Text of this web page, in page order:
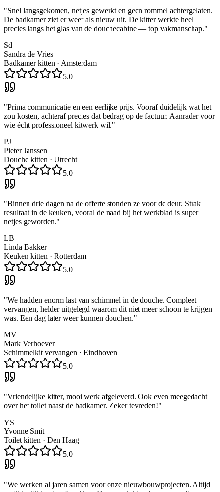
"Snel langsgekomen, netjes gewerkt en geen rommel achtergelaten.
De badkamer ziet er weer als nieuw uit. De kitter werkte heel
precies langs het glas van de douchecabine — top vakmanschap."
Sd
Sandra de Vries
Badkamer kitten · Amsterdam
5.0
"Prima communicatie en een eerlijke prijs. Vooraf duidelijk wat het
zou kosten, achteraf precies dat bedrag op de factuur. Aanrader voor
wie écht professioneel kitwerk wil."
PJ
Pieter Janssen
Douche kitten · Utrecht
5.0
"Binnen drie dagen na de offerte stonden ze voor de deur. Strak
resultaat in de keuken, vooral de naad bij het werkblad is super
netjes geworden."
LB
Linda Bakker
Keuken kitten · Rotterdam
5.0
"We hadden enorm last van schimmel in de douche. Compleet
vervangen, helder uitgelegd waarom dit niet meer schoon te krijgen
was. Een dag later weer kunnen douchen."
MV
Mark Verhoeven
Schimmelkit vervangen · Eindhoven
5.0
"Vriendelijke kitter, mooi werk afgeleverd. Ook even meegedacht
over het toilet naast de badkamer. Zeker tevreden!"
YS
Yvonne Smit
Toilet kitten · Den Haag
5.0
"We werken al jaren samen voor onze nieuwbouwprojecten. Altijd